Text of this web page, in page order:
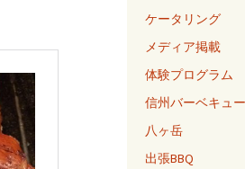
ケータリング
メディア掲載
体験プログラム
信州バーベキュ
八ヶ岳
出張BBQ